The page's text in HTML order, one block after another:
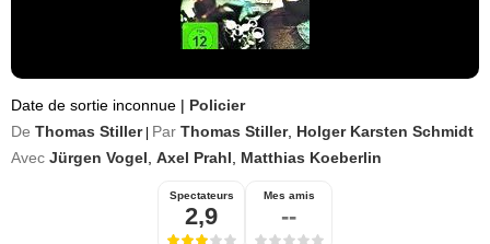
Date de sortie inconnue | Policier
De Thomas Stiller Par Thomas Stiller, Holger Karsten Schmidt
Avec Jürgen Vogel Axel Prahl Matthias Koeberlin
Spectateurs
2,9
Mes amis
--